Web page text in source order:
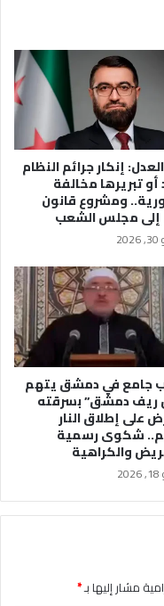
إنكار جرائم النظام
أو تبريرها مخالفة
ومشروع قانون
مجلس الشعب
جامع في دمشق يتهم
ريف دمشق” بسرقته
على إطلاق النار
شكوى رسمية
والكراهية
مشار إليها بـ*